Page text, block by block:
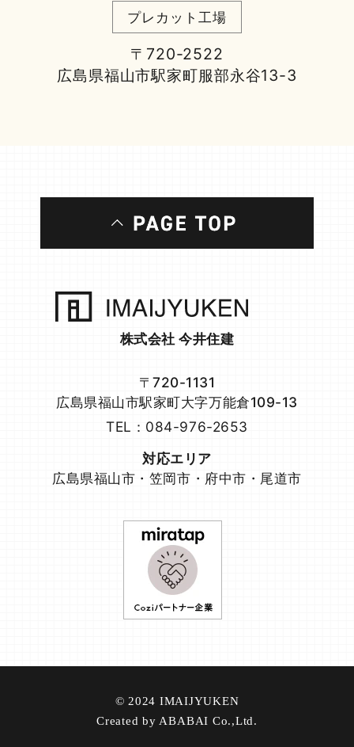
プレカット工場
〒720-2522
広島県福山市駅家町服部永谷13-3
株式会社 今井住建
〒720-1131
広島県福山市駅家町大字万能倉109-13
TEL：084-976-2653
対応エリア
広島県福山市・笠岡市・府中市・尾道市
© 2024 IMAIJYUKEN
Created by ABABAI Co.,Ltd.